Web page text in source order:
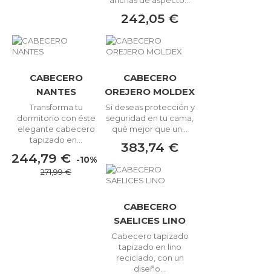
242,05 €
CABECERO
NANTES
Transforma tu
dormitorio con éste
elegante cabecero
tapizado en...
244,79 € -10%
271,99 €
CABECERO
OREJERO MOLDEX
Si deseas protección y
seguridad en tu cama,
qué mejor que un...
383,74 €
CABECERO
SAELICES LINO
Cabecero tapizado
tapizado en lino
reciclado, con un
diseño...